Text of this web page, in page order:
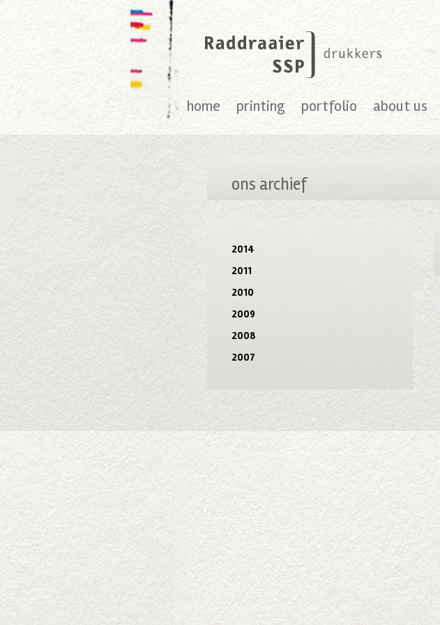
home printing portfolio about us
ons archief
2014
2011
2010
2009
2008
2007